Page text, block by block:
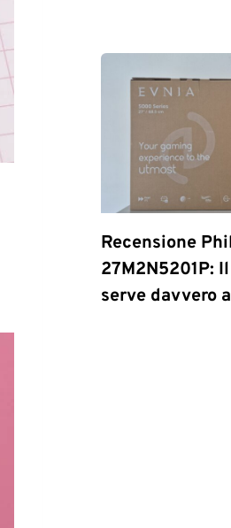
Recensione
27M2N5201P:
serve davvero